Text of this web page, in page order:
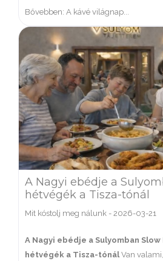
Bővebben: A kávé világnap...
A Nagyi ebédje a
hétvégék a Tisza-tónál
Mit kóstolj meg nálunk - 2026-03-21
A Nagyi ebédje a Sulyomban Slow
hétvégék a Tisza-tónál Van